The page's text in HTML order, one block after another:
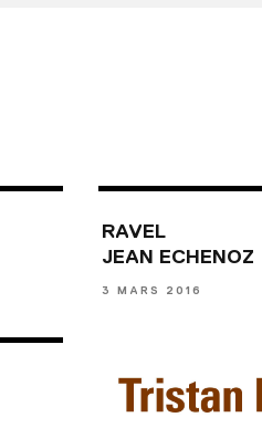
RAVEL
JEAN ECHENOZ
3 MARS 2016